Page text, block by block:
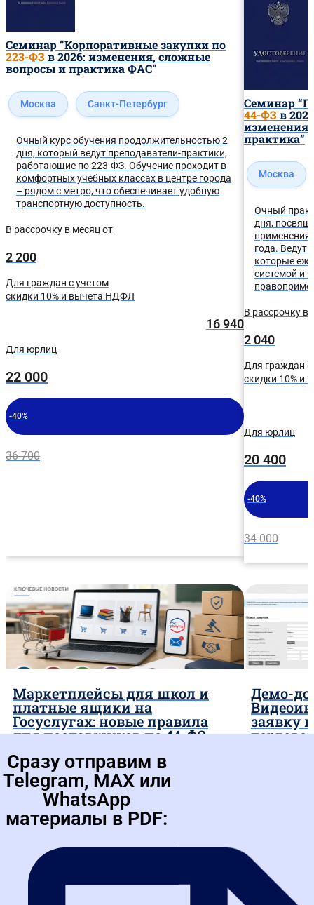
теоретическую базу с практическими навыками работы на
Семинар “Корпоративные закупки по
223-ФЗ в 2026: изменения, сложные
вопросы и практика ФАС”
Москва Санкт-Петербург
Очный курс обучения продолжительностью 2
дня, который ведут преподаватели-практики,
работающие по 223-ФЗ. Обучение проходит в
комфортных учебных классах в центре города
– рядом с метро, что обеспечивает удобную
транспортную доступность.
В рассрочку в месяц от
2 200
Для граждан с учетом
скидки 10% и вычета НДФЛ
16 940
Для юрлиц
22 000
-40%
36 700
Семинар
44-ФЗ в
изменения
практика”
Москва
Очный
дня,
применения
года. Ведут
которые
системой и
В рассрочку в
2 040
Для граждан с
скидки 10% и
Для юрлиц
20 400
-40%
34 000
Маркетплейсы для школ и
платные ящики на
Госуслугах: новые правила
для поставщиков по 44-ФЗ
За последнюю неделю в сфере госзакупок
произошло сразу несколько значимых событий,
которые напрямую влияют на работу
поставщиков по 44-ФЗ. Приняты...
Демо-
заявку
Сразу отправим в
Telegram, MAX или
WhatsApp
материалы в PDF: